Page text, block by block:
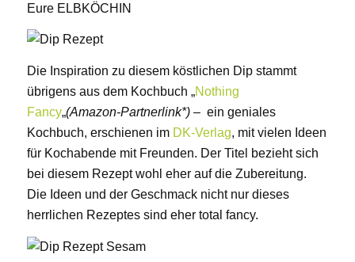
Eure ELBKÖCHIN
Die Inspiration zu diesem köstlichen Dip stammt
übrigens aus dem Kochbuch „Nothing
Fancy„(Amazon-Partnerlink*)– ein geniales
Kochbuch, erschienen im DK-Verlag, mit vielen Ideen
für Kochabende mit Freunden. Der Titel bezieht sich
bei diesem Rezept wohl eher auf die Zubereitung.
Die Ideen und der Geschmack nicht nur dieses
herrlichen Rezeptes sind eher total fancy.